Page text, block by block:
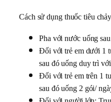
Cách sử dụng thuốc tiêu
Pha với nước uống
Đối với trẻ em dưới 1
sau đó uống duy trì
Đối với trẻ em trên 1
sau đó uống 2 gói/